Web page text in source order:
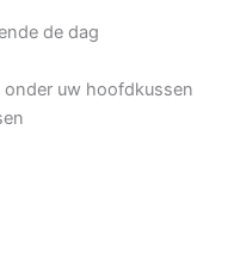
de dag
uw hoofdkussen